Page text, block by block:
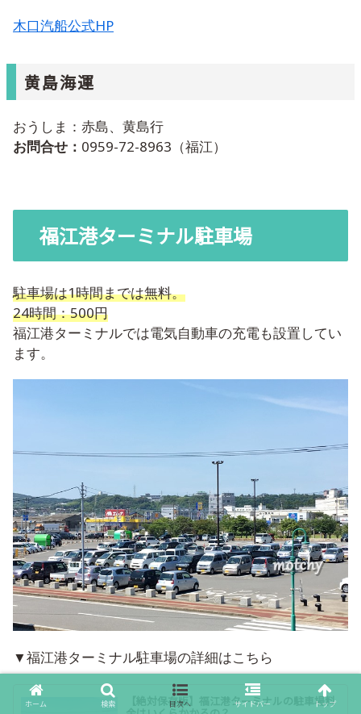
木口汽船公式HP
黄島海運
おうしま：赤島、黄島行
お問合せ： 0959-72-8963（福江）
福江港ターミナル駐車場
駐車場は1時間までは無料。
24時間：500円
福江港ターミナルでは電気自動車の充電も設置してい
ます。
▼福江港ターミナル駐車場の詳細はこちら
【絶対保存版】福江港ターミナルの駐車場料
ホーム 検索 目次へ サイドバー トップ